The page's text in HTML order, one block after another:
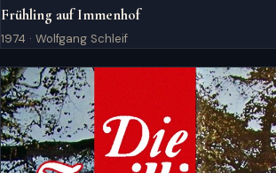
Frühling auf Immenhof
1974 · Wolfgang Schleif